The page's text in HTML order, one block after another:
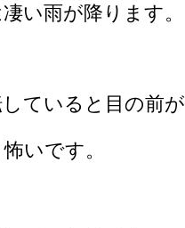
い雨が降ります。
ていると目の前が
いです。